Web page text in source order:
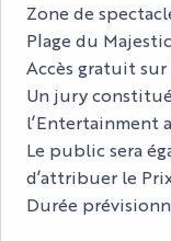
Zone de
Plage du
Accès gratuit
Un jury
l’Entertainment
Le public sera
d’attribuer le
Durée